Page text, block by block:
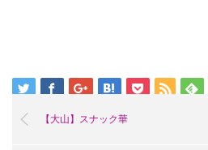
【大山】スナック華